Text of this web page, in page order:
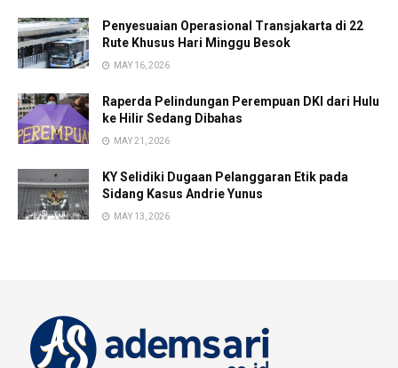
Penyesuaian Operasional Transjakarta di 22
Rute Khusus Hari Minggu Besok
MAY 16, 2026
Raperda Pelindungan Perempuan DKI dari Hulu
ke Hilir Sedang Dibahas
MAY 21, 2026
KY Selidiki Dugaan Pelanggaran Etik pada
Sidang Kasus Andrie Yunus
MAY 13, 2026